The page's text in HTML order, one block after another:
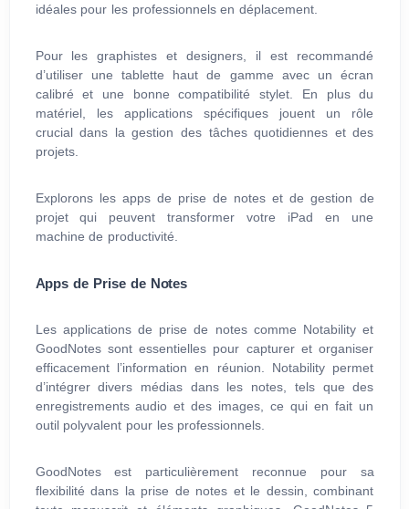
idéales pour les professionnels en déplacement.
Pour les graphistes et designers, il est recommandé
d’utiliser une tablette haut de gamme avec un écran
calibré et une bonne compatibilité stylet. En plus du
matériel, les applications spécifiques jouent un rôle
crucial dans la gestion des tâches quotidiennes et des
projets.
Explorons les apps de prise de notes et de gestion de
projet qui peuvent transformer votre iPad en une
machine de productivité.
Apps de Prise de Notes
Les applications de prise de notes comme Notability et
GoodNotes sont essentielles pour capturer et organiser
efficacement l’information en réunion. Notability permet
d’intégrer divers médias dans les notes, tels que des
enregistrements audio et des images, ce qui en fait un
outil polyvalent pour les professionnels.
GoodNotes est particulièrement reconnue pour sa
flexibilité dans la prise de notes et le dessin, combinant